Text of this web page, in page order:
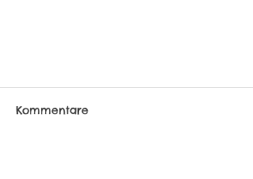
Kommentare